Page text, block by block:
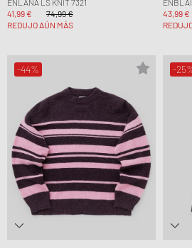
ENLANA LS KNIT 7321
41,99 €
74,99 €
REDUJO AÚN MÁS
43,99 €
-44% -